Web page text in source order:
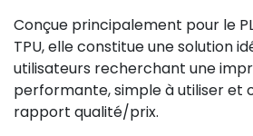
Conçue principalement pour le
TPU, elle constitue une solution
utilisateurs recherchant une
performante, simple à utiliser et
rapport qualité/prix.